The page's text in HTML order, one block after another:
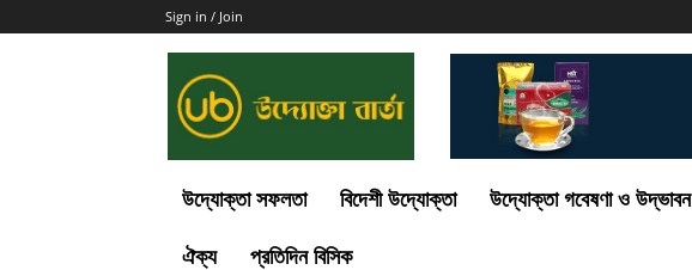
Sign in / Join
উদ্যোক্তা সফলতা বিদেশী উদ্যোক্তা উদ্যোক্তা গবেষণা ও উদ্ভাবন
ঐক্য প্রতিদিন বিসিক